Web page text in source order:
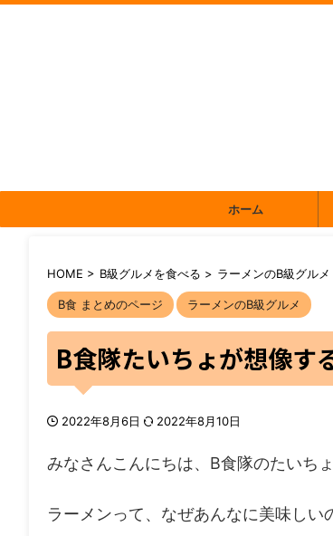
ホーム
HOME > B級グルメを食べる > ラーメンのB級グルメ
B食 まとめのページ ラーメンのB級グルメ
B食隊たいちょが想像す
2022年8月6日 2022年8月10日
みなさんこんにちは、B食隊のたいち
ラーメンって、なぜあんなに美味しい